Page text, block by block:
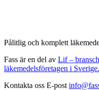
Pålitlig och komplett
Fass är en del av Lif –
läkemedelsföretagen i Sverige.
Kontakta oss E-post